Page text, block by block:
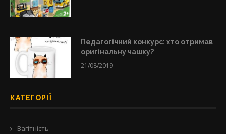
Педагогічний конкурс: хто отримав
оригінальну чашку?
21/08/2019
КАТЕГОРІЇ
Вагітність